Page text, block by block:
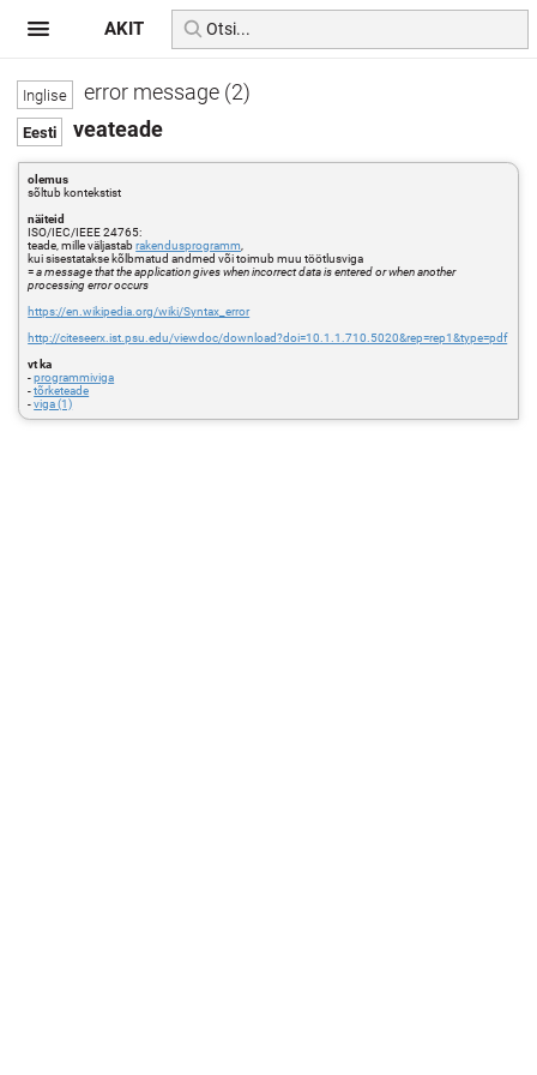
error message (2)
veateade
olemus
sõltub kontekstist
näiteid
ISO/IEC/IEEE 24765:
teade, mille väljastabrakendusprogramm
kui sisestatakse kõlbmatud andmed või toimub muu töötlusviga
=a message that the application gives when incorrect data is entered or when another
processing error occurs
https://en.wikipedia.org/wiki/Syntax_error
http://citeseerx.ist.psu.edu/viewdoc/download?doi=10.1.1.710.5020&rep=rep1&type=pdf
vt ka
-programmiviga
-tõrketeade
-viga (1)
AKIT